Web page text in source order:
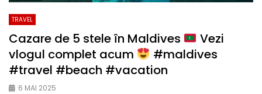
TRAVEL
Cazare de 5 stele în Maldives
Vezi
vlogul complet acum
#maldives
#travel #beach #vacation
6 MAI 2025